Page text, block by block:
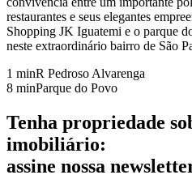
restaurantes e seus elegantes
Shopping JK Iguatemi e o parque
neste extraordinário bairro de São
1 minR Pedroso Alvarenga
8 minParque do Povo
Tenha propriedade
imobiliário:
assine nossa